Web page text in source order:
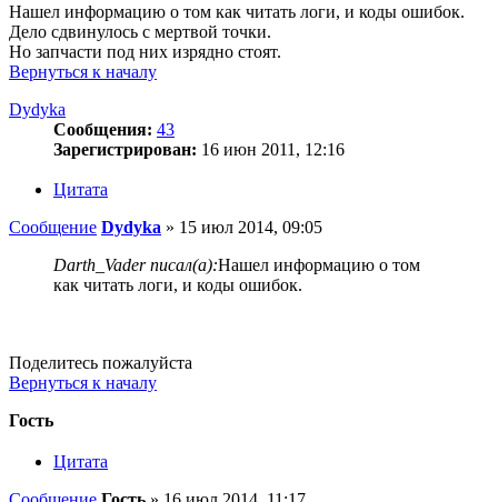
Нашел информацию о том как читать логи, и коды ошибок.
Дело сдвинулось с мертвой точки.
Но запчасти под них изрядно стоят.
Вернуться к началу
Dydyka
Сообщения: 43
Зарегистрирован: 16 июн 2011, 12:16
Цитата
Сообщение Dydyka » 15 июл 2014, 09:05
Darth_Vader писал(а):Нашел информацию о том
как читать логи, и коды ошибок.
Поделитесь пожалуйста
Вернуться к началу
Гость
Цитата